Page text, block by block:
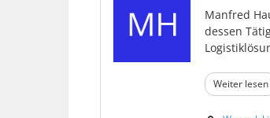
Manfred
dessen
Weiter lesen